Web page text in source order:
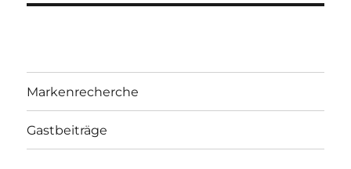
Markenrecherche
Gastbeiträge